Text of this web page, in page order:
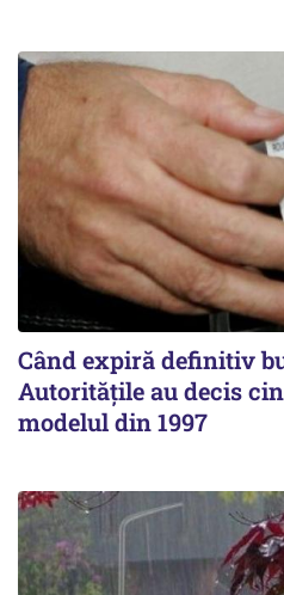
Când expiră definitiv
Autoritățile au decis
modelul din 1997